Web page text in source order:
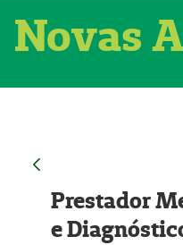
Novas
Prestador
e